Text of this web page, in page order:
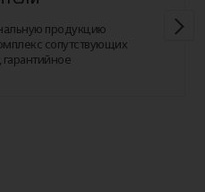
продукцию
сопутствующих
гарантийное